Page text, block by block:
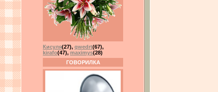
Кисуля(27), qwedrt(67),
kirafo(47), maximys(28)
ГОВОРИЛКА